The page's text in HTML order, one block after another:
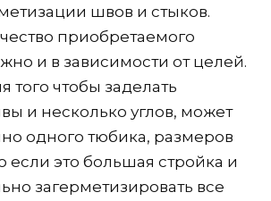
швов и стыков.
приобретаемого
и в зависимости от целей.
того чтобы заделать
и несколько углов, может
одного тюбика, размеров
если это большая стройка и
загерметизировать все